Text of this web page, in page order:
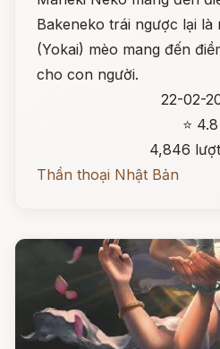
Bakeneko trái ngược lại là
(Yokai) mèo mang đến
cho con người.
22-02-
⭐ 4.8
4,846
Thần thoại Nhật Bản